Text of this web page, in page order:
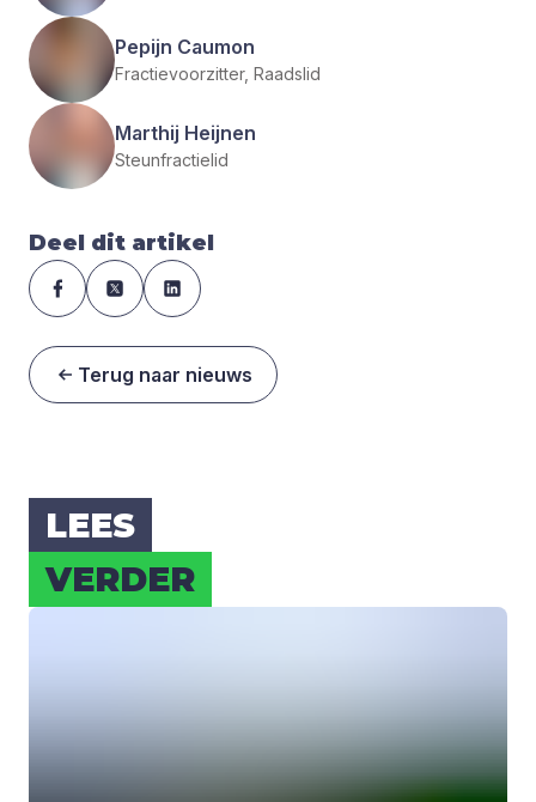
Pepijn Caumon
Fractievoorzitter, Raadslid
Marthij Heijnen
Steunfractielid
Deel dit artikel
Terug naar nieuws
LEES
VER­DER